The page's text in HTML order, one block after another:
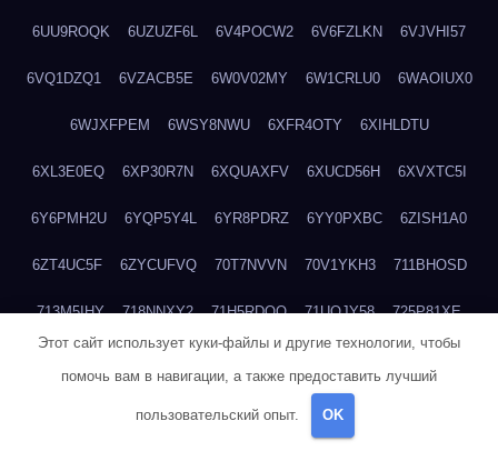
6UU9ROQK 6UZUZF6L 6V4POCW2 6V6FZLKN 6VJVHI57
6VQ1DZQ1 6VZACB5E 6W0V02MY 6W1CRLU0 6WAOIUX0
6WJXFPEM 6WSY8NWU 6XFR4OTY 6XIHLDTU
6XL3E0EQ 6XP30R7N 6XQUAXFV 6XUCD56H 6XVXTC5I
6Y6PMH2U 6YQP5Y4L 6YR8PDRZ 6YY0PXBC 6ZISH1A0
6ZT4UC5F 6ZYCUFVQ 70T7NVVN 70V1YKH3 711BHOSD
713M5IHY 718NNXY2 71H5RDOO 71UQJY58 725P81XE
Этот сайт использует куки-файлы и другие технологии, чтобы
помочь вам в навигации, а также предоставить лучший
пользовательский опыт. OK